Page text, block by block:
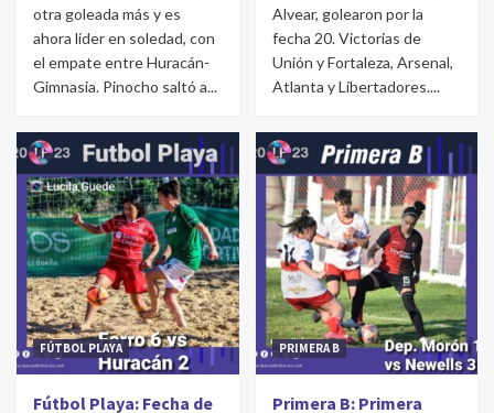
otra goleada más y es
ahora líder en soledad, con
el empate entre Huracán-
Gimnasia. Pinocho saltó a...
Alvear, golearon por la
fecha 20. Victorias de
Unión y Fortaleza, Arsenal,
Atlanta y Libertadores....
FÚTBOL PLAYA
Fútbol Playa: Fecha de
PRIMERA B
Primera B: Primera